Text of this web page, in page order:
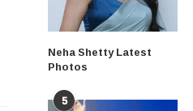
Neha Shetty Latest
Photos
5